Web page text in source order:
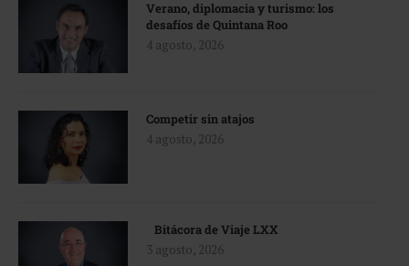
Verano, diplomacia y turismo: los
desafíos de Quintana Roo
4 agosto, 2026
Competir sin atajos
4 agosto, 2026
Bitácora de Viaje LXX
3 agosto, 2026